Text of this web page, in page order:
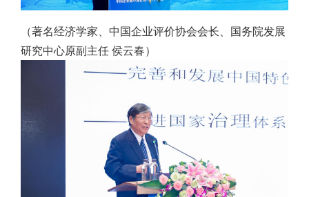
（著名经济学家、中国企业评价协会会长、国务院发展
研究中心原副主任 侯云春）